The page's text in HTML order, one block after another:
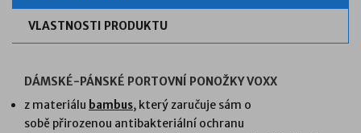
VLASTNOSTI PRODUKTU
DÁMSKÉ-PÁNSKÉ PORTOVNÍ PONOŽKY VOXX
z materiálu bambus, který zaručuje sám o
sobě přirozenou antibakteriální ochranu